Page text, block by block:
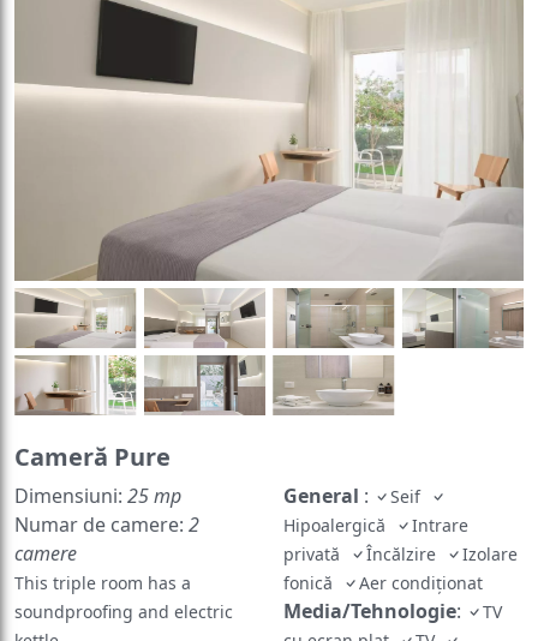
Cameră Pure
Dimensiuni: 25 mp
Numar de camere: 2
camere
This triple room has a
soundproofing and electric
General :
Seif
Hipoalergică
Intrare
privată
Încălzire
Izolare
fonică
Aer condiţionat
Media/Tehnologie:
TV